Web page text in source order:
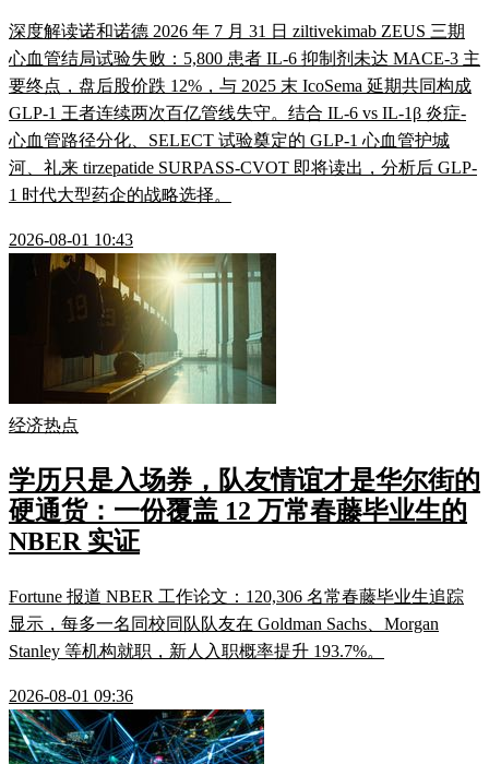
深度解读诺和诺德 2026 年 7 月 31 日 ziltivekimab ZEUS 三期
心血管结局试验失败：5,800 患者 IL-6 抑制剂未达 MACE-3 主
要终点，盘后股价跌 12%，与 2025 末 IcoSema 延期共同构成
GLP-1 王者连续两次百亿管线失守。结合 IL-6 vs IL-1β 炎症-
心血管路径分化、SELECT 试验奠定的 GLP-1 心血管护城
河、礼来 tirzepatide SURPASS-CVOT 即将读出，分析后 GLP-
1 时代大型药企的战略选择。
2026-08-01 10:43
经济热点
学历只是入场券，队友情谊才是华尔街的
硬通货：一份覆盖 12 万常春藤毕业生的
NBER 实证
Fortune 报道 NBER 工作论文：120,306 名常春藤毕业生追踪
显示，每多一名同校同队队友在 Goldman Sachs、Morgan
Stanley 等机构就职，新人入职概率提升 193.7%。
2026-08-01 09:36